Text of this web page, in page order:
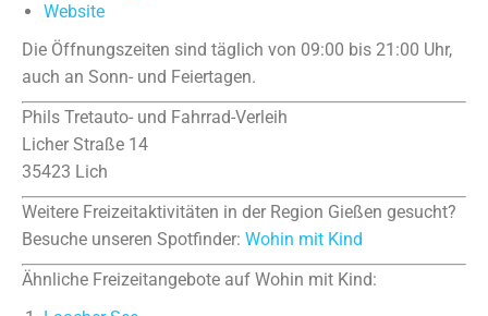
Website
Die Öffnungszeiten sind täglich von 09:00 bis 21:00 Uhr,
auch an Sonn- und Feiertagen.
Phils Tretauto- und Fahrrad-Verleih
Licher Straße 14
35423 Lich
Weitere Freizeitaktivitäten in der Region Gießen gesucht?
Besuche unseren Spotfinder: Wohin mit Kind
Ähnliche Freizeitangebote auf Wohin mit Kind: